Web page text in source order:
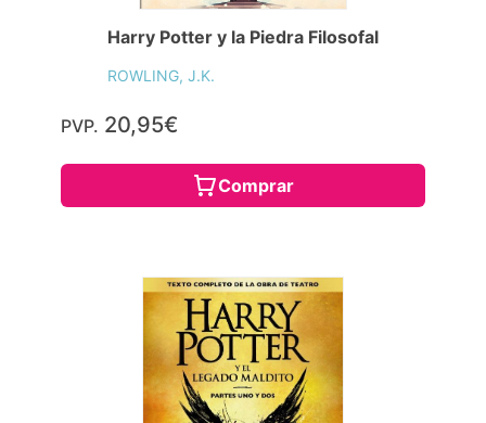
Harry Potter y la Piedra Filosofal
ROWLING, J.K.
PVP. 20,95€
Comprar